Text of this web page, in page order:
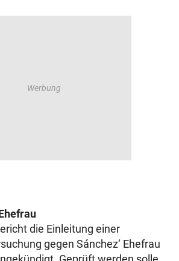
die Einleitung einer
gegen Sánchez‘ Ehefrau